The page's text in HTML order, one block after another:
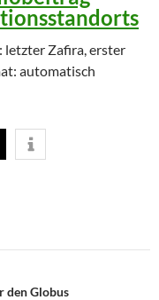
letzter Zafira, erster
automatisch
den Globus